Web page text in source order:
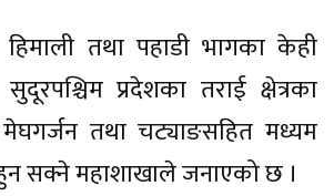
तथा पहाडी भागका केही
प्रदेशका तराई क्षेत्रका
तथा चट्याङसहित मध्यम
हुन सक्ने महाशाखाले जनाएको छ ।